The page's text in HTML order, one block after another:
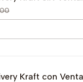
Kraft con